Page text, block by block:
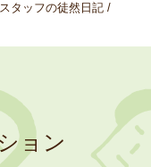
スタッフの徒然日記 /
ョン